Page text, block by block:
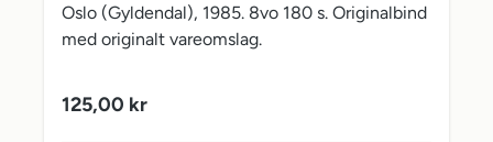
Oslo (Gyldendal), 1985. 8vo 180 s. Originalbind
med originalt vareomslag.
Vanlig pris:
125,00 kr